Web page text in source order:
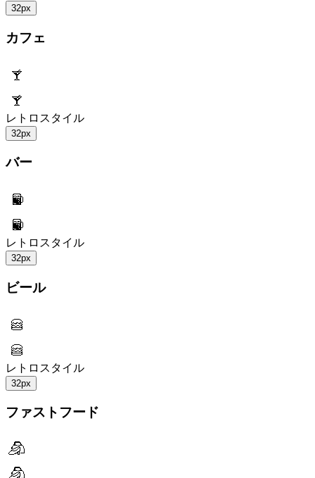
32px
カフェ
レトロスタイル
32px
バー
レトロスタイル
32px
ビール
レトロスタイル
32px
ファストフード